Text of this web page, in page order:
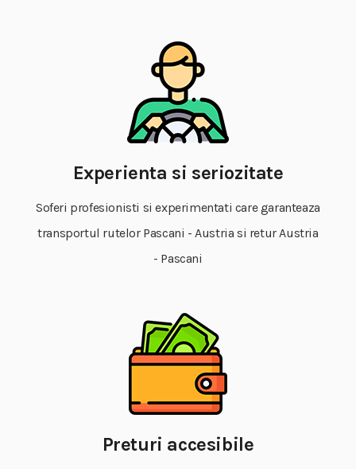
Experienta si seriozitate
Soferi profesionisti si experimentati care garanteaza
transportul rutelor Pascani - Austria si retur Austria
- Pascani
Preturi accesibile